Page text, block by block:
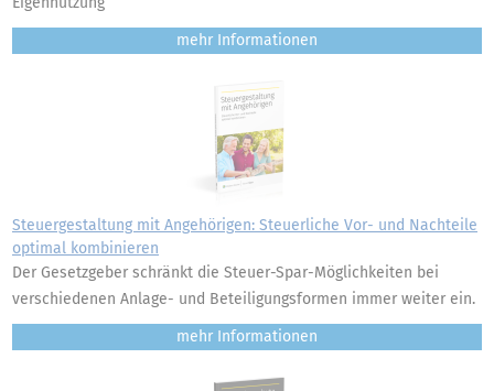
mehr
Steuergestaltung mit Angehörigen: Steuerliche Vor- und Nachteile
optimal kombinieren
Der Gesetzgeber schränkt die Steuer-Spar-Möglichkeiten bei
verschiedenen Anlage- und Beteiligungsformen immer weiter ein.
mehr